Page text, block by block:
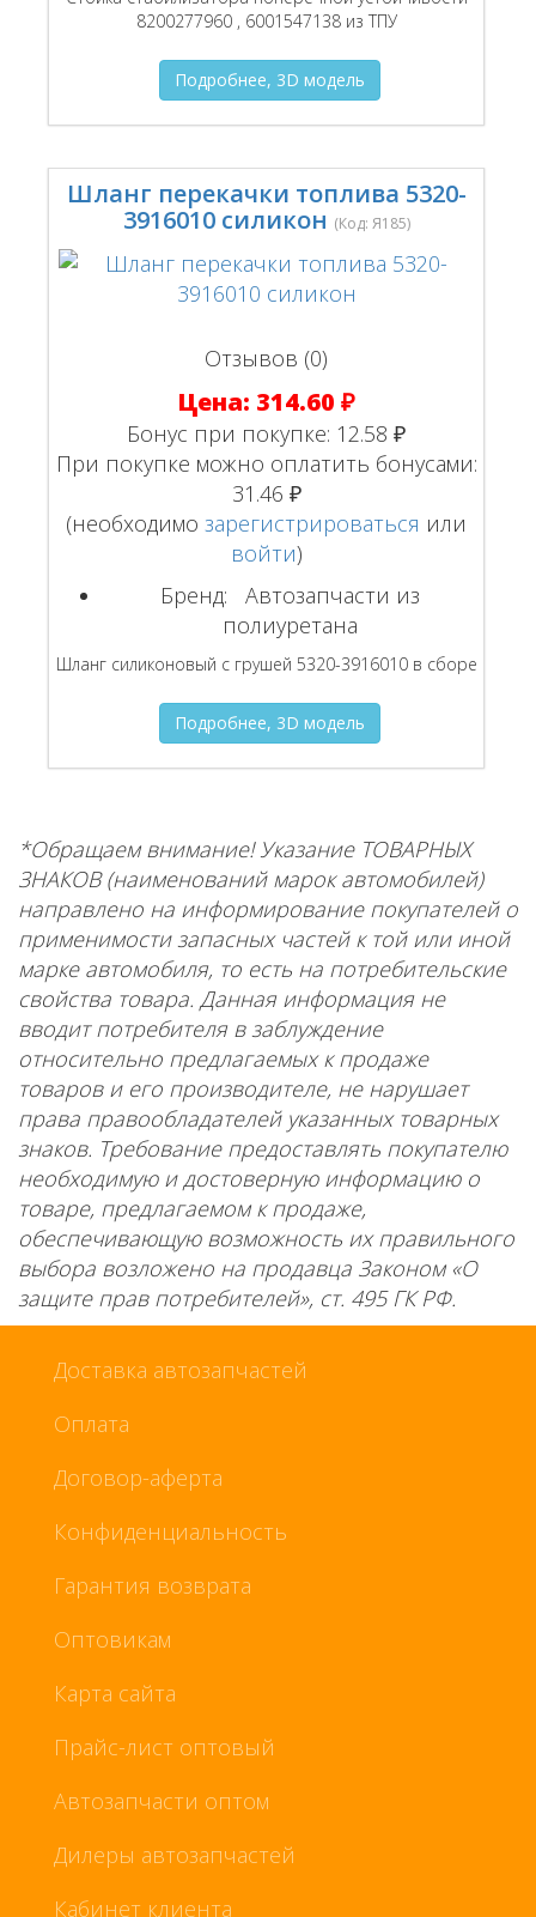
8200277960 , 6001547138 из ТПУ
Подробнее, 3D модель
Шланг перекачки топлива 5320-
3916010 силикон (Код: Я185)
Отзывов (0)
Цена: 314.60 ₽
Бонус при покупке: 12.58 ₽
При покупке можно оплатить бонусами:
31.46 ₽
(необходимозарегистрироваться или
войти)
Бренд:
Автозапчасти из
полиуретана
Шланг силиконовый с грушей 5320-3916010 в сборе
Подробнее, 3D модель
*Обращаем внимание! Указание ТОВАРНЫХ
ЗНАКОВ (наименований марок автомобилей)
направлено на информирование покупателей о
применимости запасных частей к той или иной
марке автомобиля, то есть на потребительские
свойства товара. Данная информация не
вводит потребителя в заблуждение
относительно предлагаемых к продаже
товаров и его производителе, не нарушает
права правообладателей указанных товарных
знаков. Требование предоставлять покупателю
необходимую и достоверную информацию о
товаре, предлагаемом к продаже,
обеспечивающую возможность их правильного
выбора возложено на продавца Законом «О
защите прав потребителей», ст. 495 ГК РФ.
Доставка автозапчастей
Оплата
Договор-аферта
Конфиденциальность
Гарантия возврата
Оптовикам
Карта сайта
Прайс-лист оптовый
Автозапчасти оптом
Дилеры автозапчастей
Кабинет клиента